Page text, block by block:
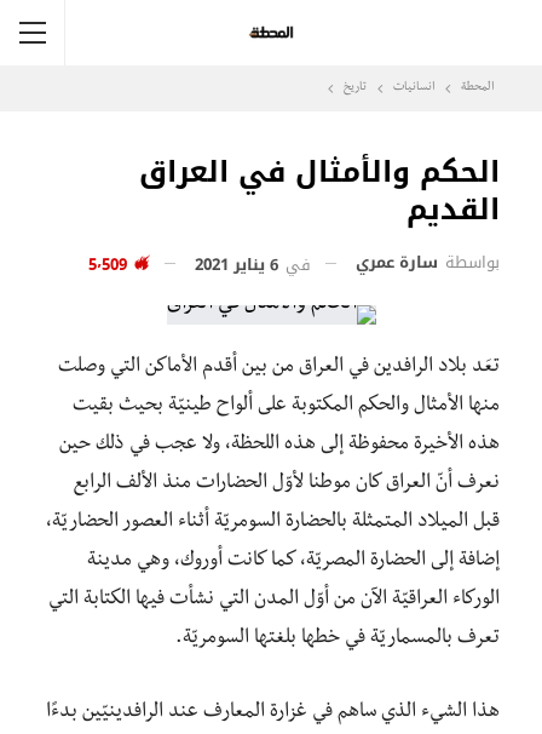
المحطة انسانيات تاريخ
الحكم والأمثال في العراق
القديم
بواسطة سارة عمري في 6 يناير 2021
تعَد بلاد الرافدين في العراق من بين أقدم الأماكن التي وصلت
منها الأمثال والحكم المكتوبة على ألواح طينيّة بحيث بقيت
هذه الأخيرة محفوظة إلى هذه اللحظة، ولا عجب في ذلك حين
نعرف أنّ العراق كان موطنا لأوّل الحضارات منذ الألف الرابع
قبل الميلاد المتمثلة بالحضارة السومريّة أثناء العصور الحضاريّة،
إضافة إلى الحضارة المصريّة، كما كانت أوروك، وهي مدينة
الوركاء العراقيّة الآن من أوّل المدن التي نشأت فيها الكتابة التي
تعرف بالمسماريّة في خطها بلغتها السومريّة.
هذا الشيء الذي ساهم في غزارة المعارف عند الرافدينيّين بدءًا